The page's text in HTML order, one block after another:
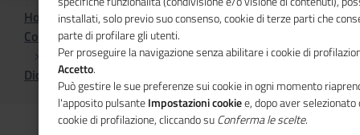
Home
Comunicazione istituzionale per il sistema camerale
Dicono di noi
installati, solo previo suo consenso, cookie di terze parti che
parte di profilare gli utenti.
Per proseguire la navigazione senza abilitare i cookie di
Accetto.
Può gestire le sue preferenze sui cookie in ogni momento
l'apposito pulsanteImpostazioni cookiee, dopo aver
cookie di profilazione, cliccando suConferma le scelte.